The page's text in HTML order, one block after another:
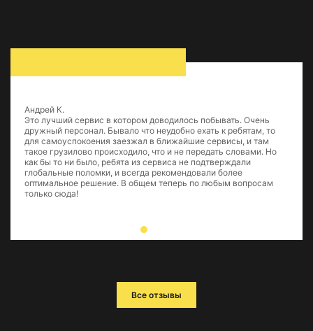
Андрей К.
Это лучший сервис в котором доводилось побывать. Очень
дружный персонал. Бывало что неудобно ехать к ребятам, то
для самоуспокоения заезжал в ближайшие сервисы, и там
такое грузилово происходило, что и не передать словами. Но
как бы то ни было, ребята из сервиса не подтверждали
глобальные поломки, и всегда рекомендовали более
оптимальное решение. В общем теперь по любым вопросам
только сюда!
Все отзывы